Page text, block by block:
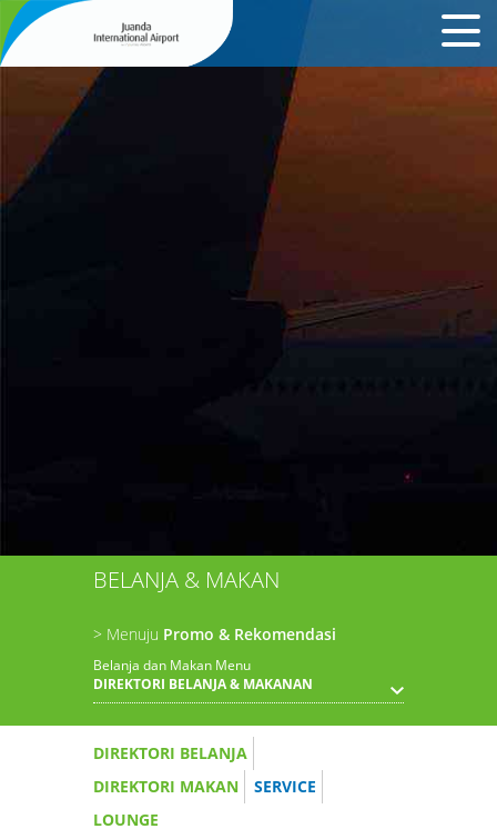
BELANJA & MAKAN
> Menuju Promo & Rekomendasi
Belanja dan Makan Menu
DIREKTORI BELANJA & MAKANAN
DIREKTORI BELANJA
DIREKTORI MAKAN
SERVICE
LOUNGE